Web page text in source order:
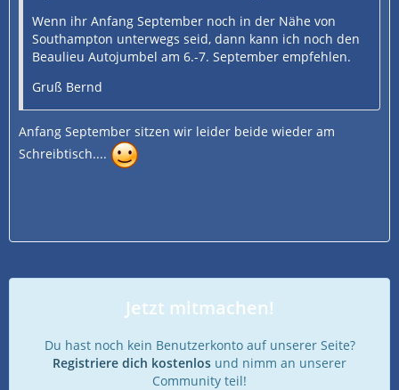
Wenn ihr Anfang September noch in der Nähe von
Southampton unterwegs seid, dann kann ich noch den
Beaulieu Autojumbel am 6.-7. September empfehlen.
Gruß Bernd
Anfang September sitzen wir leider beide wieder am
Schreibtisch....
Jetzt mitmachen!
Du hast noch kein Benutzerkonto auf unserer Seite?
Registriere dich kostenlos und nimm an unserer
Community teil!